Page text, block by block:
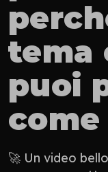
tema
puoi
🚀 Un video